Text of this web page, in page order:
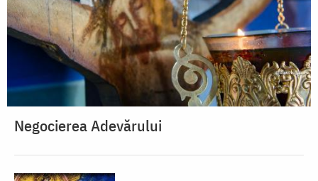
Negocierea Adevărului